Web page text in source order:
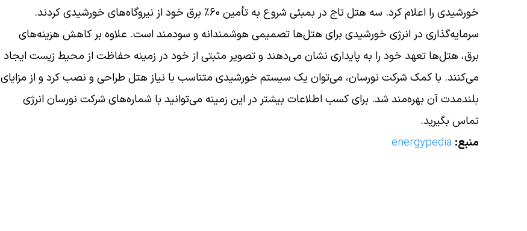
خورشیدی را اعلام کرد. سه هتل تاج در بمبئی شروع به تأمین ۶۰٪ برق خود از نیروگاه‌های خورشیدی کردند.
سرمایه‌گذاری در انرژی خورشیدی برای هتل‌ها تصمیمی هوشمندانه و سودمند است. علاوه بر کاهش هزینه‌های
برق، هتل‌ها تعهد خود را به پایداری نشان می‌دهند و تصویر مثبتی از خود در زمینه حفاظت از محیط زیست ایجاد
می‌کنند. با کمک شرکت‌ نورسان، می‌توان یک سیستم خورشیدی متناسب با نیاز هتل طراحی و نصب کرد و از مزایای
بلندمدت آن بهره‌مند شد. برای کسب اطلاعات بیشتر در این زمینه می‌توانید با شماره‌های شرکت نورسان انرژی
تماس بگیرید.
منبع: energypedia